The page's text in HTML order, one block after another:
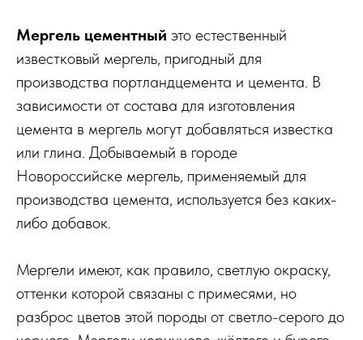
Мергель цементный это естественный
известковый мергель, пригодный для
производства портландцемента и цемента. В
зависимости от состава для изготовления
цемента в мергель могут добавляться известка
или глина. Добываемый в городе
Новороссийске мергель, применяемый для
производства цемента, используется без каких-
либо добавок.
Мергели имеют, как правило, светлую окраску,
оттенки которой связаны с примесями, но
разброс цветов этой породы от светло-серого до